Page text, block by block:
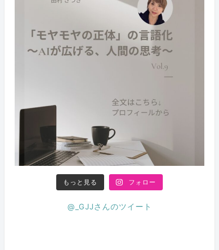
もっと見る フォロー
@_GJJさんのツイート